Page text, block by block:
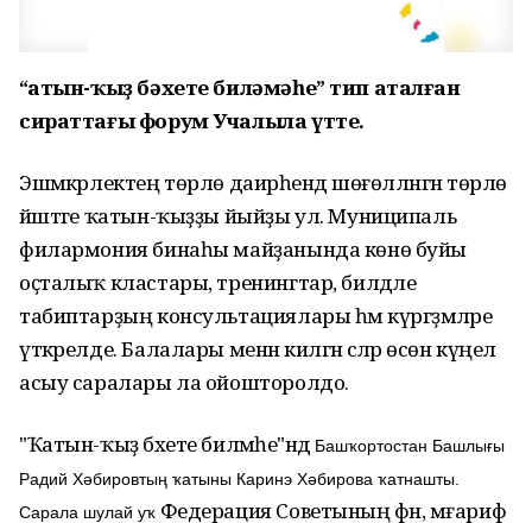
“Ҡатын-ҡыҙ бәхете биләмәһе” тип аталған
сираттағы форум Учалыла үтте.
Эшмәкәрлектең төрлө даирәһендә шөғөлләнгән төрлө
йәштәге ҡатын-ҡыҙҙы йыйҙы ул. Муниципаль
филармония бинаһы майҙанында көнө буйы
оҫталыҡ кластары, тренингтар, билдәле
табиптарҙың консультациялары һәм күргәҙмәләре
үткәрелде. Балалары менән килгән әсәләр өсөн күңел
асыу саралары ла ойошторолдо.
"Ҡатын-ҡыҙ бәхете биләмәһе"ндә Башҡортостан Башлығы
Радий Хәбировтың ҡатыны Каринэ Хәбирова ҡатнашты.
Сарала шулай уҡ Федерация Советының фән, мәғариф